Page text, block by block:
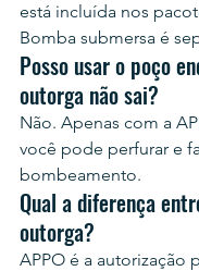
está incluída nos
Bomba submersa é
Posso usar o poço
outorga não sai?
Não. Apenas com a
você pode perfurar e
bombeamento.
Qual a diferença
outorga?
APPO é a autorização